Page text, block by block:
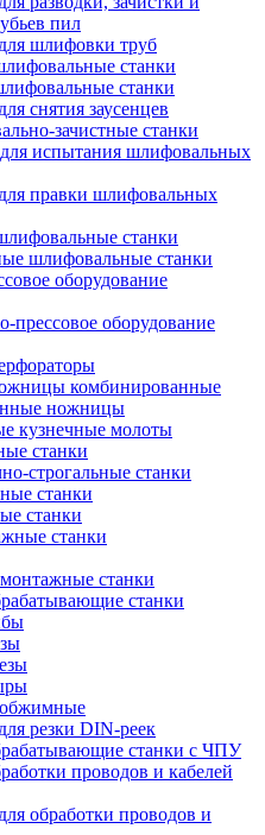
пил
шлифовки труб
станки
станки
снятия заусенцев
зачистные станки
испытания шлифовальных
правки шлифовальных
станки
шлифовальные станки
оборудование
прессовое оборудование
комбинированные
ножницы
кузнечные молоты
станки
строгальные станки
станки
станки
станки
станки
станки
резки DIN-реек
станки с ЧПУ
проводов и кабелей
обработки проводов и